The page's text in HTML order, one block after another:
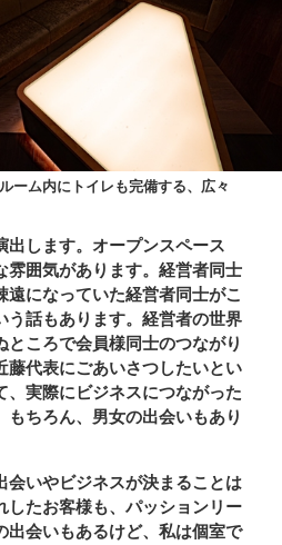
ーム内にトイレも完備する、広々
します。オープンスペース
雰囲気があります。経営者同士
遠になっていた経営者同士がこ
う話もあります。経営者の世界
ところで会員様同士のつながり
藤代表にごあいさつしたいとい
、実際にビジネスにつながった
もちろん、男女の出会いもあり
いやビジネスが決まることは
したお客様も、パッションリー
出会いもあるけど、私は個室で